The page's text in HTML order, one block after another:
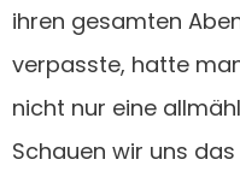
ihren gesamten
verpasste, hatte
nicht nur eine
Schauen wir uns